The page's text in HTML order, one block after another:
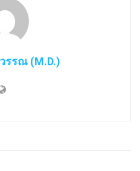
รรณ (M.D.)